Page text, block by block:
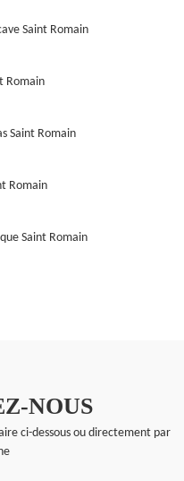
Saint Romain
Romain
Saint Romain
Romain
Saint Romain
NOUS
ci-dessous ou directement par